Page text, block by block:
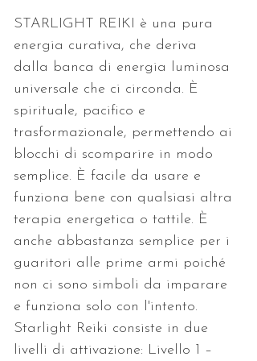
STARLIGHT REIKI è una pura
energia curativa, che deriva
dalla banca di energia luminosa
universale che ci circonda. È
spirituale, pacifico e
trasformazionale, permettendo ai
blocchi di scomparire in modo
semplice. È facile da usare e
funziona bene con qualsiasi altra
terapia energetica o tattile. È
anche abbastanza semplice per i
guaritori alle prime armi poiché
non ci sono simboli da imparare
e funziona solo con l'intento.
Starlight Reiki consiste in due
livelli di attivazione: Livello 1 –